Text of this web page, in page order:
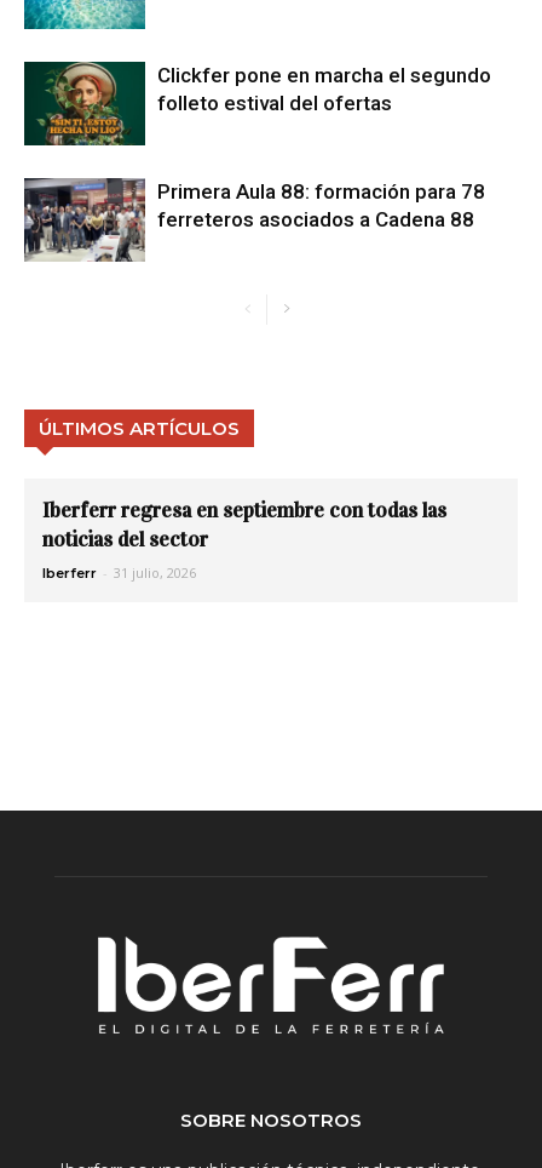
Clickfer pone en marcha el segundo
folleto estival del ofertas
Primera Aula 88: formación para 78
ferreteros asociados a Cadena 88
ÚLTIMOS ARTÍCULOS
Iberferr regresa en septiembre con todas las
noticias del sector
Iberferr - 31 julio, 2026
SOBRE NOSOTROS